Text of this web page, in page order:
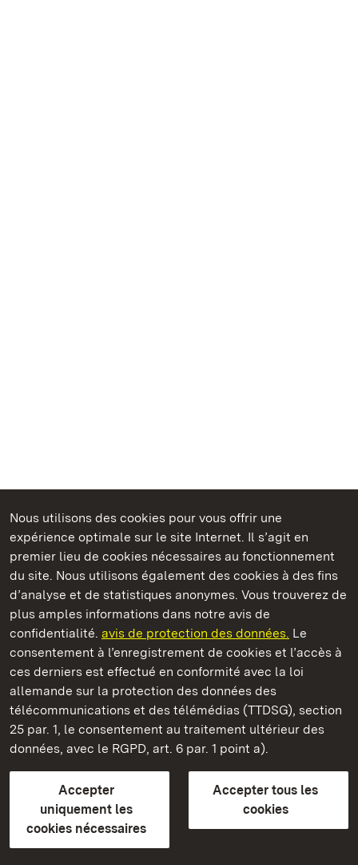
Nous utilisons des cookies pour vous offrir une
expérience optimale sur le site Internet. Il s’agit en
premier lieu de cookies nécessaires au fonctionnement
du site. Nous utilisons également des cookies à des fins
d’analyse et de statistiques anonymes. Vous trouverez de
plus amples informations dans notre avis de
confidentialité. avis de protection des données. Le
consentement à l’enregistrement de cookies et l’accès à
ces derniers est effectué en conformité avec la loi
allemande sur la protection des données des
télécommunications et des télémédias (TTDSG), section
25 par. 1, le consentement au traitement ultérieur des
données, avec le RGPD, art. 6 par. 1 point a).
Accepter
uniquement les
cookies nécessaires
Accepter tous les
cookies
Châteaux et jardins publics du Bade-Wurtemberg
Château de Kirchheim
Châteaux et jardins publics du Bade-Wurtemberg
FAQ et réponsesMentions légalesProtection des données
Explications sur l’accessibilité
BITV-konform (geprüfte Seiten)
plus loin
Accueil
Monuments